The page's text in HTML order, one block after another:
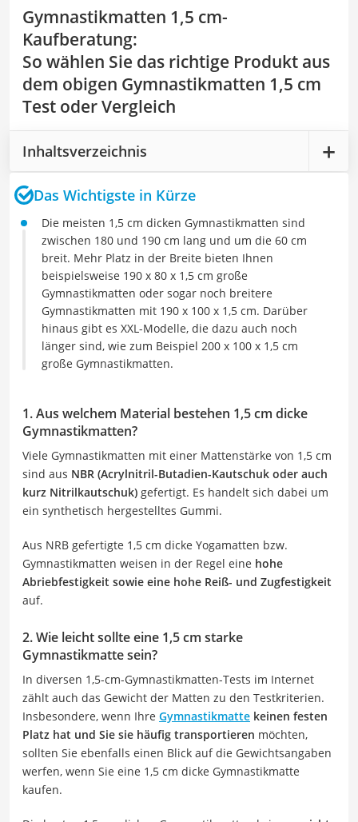
Gymnastikmatten 1,5 cm-
Kaufberatung:
So wählen Sie das richtige Produkt aus
dem obigen Gymnastikmatten 1,5 cm
Test oder Vergleich
Inhaltsverzeichnis
Das Wichtigste in Kürze
Die meisten 1,5 cm dicken Gymnastikmatten sind
zwischen 180 und 190 cm lang und um die 60 cm
breit. Mehr Platz in der Breite bieten Ihnen
beispielsweise 190 x 80 x 1,5 cm große
Gymnastikmatten oder sogar noch breitere
Gymnastikmatten mit 190 x 100 x 1,5 cm. Darüber
hinaus gibt es XXL-Modelle, die dazu auch noch
länger sind, wie zum Beispiel 200 x 100 x 1,5 cm
große Gymnastikmatten.
1. Aus welchem Material bestehen 1,5 cm dicke
Gymnastikmatten?
Viele Gymnastikmatten mit einer Mattenstärke von 1,5 cm
sind aus NBR (Acrylnitril-Butadien-Kautschuk oder auch
kurz Nitrilkautschuk) gefertigt. Es handelt sich dabei um
ein synthetisch hergestelltes Gummi.
Aus NRB gefertigte 1,5 cm dicke Yogamatten bzw.
Gymnastikmatten weisen in der Regel eine hohe
Abriebfestigkeit sowie eine hohe Reiß- und Zugfestigkeit
auf.
2. Wie leicht sollte eine 1,5 cm starke
Gymnastikmatte sein?
In diversen 1,5-cm-Gymnastikmatten-Tests im Internet
zählt auch das Gewicht der Matten zu den Testkriterien.
Insbesondere, wenn Ihre Gymnastikmatte keinen festen
Platz hat und Sie sie häufig transportieren möchten,
sollten Sie ebenfalls einen Blick auf die Gewichtsangaben
werfen, wenn Sie eine 1,5 cm dicke Gymnastikmatte
kaufen.